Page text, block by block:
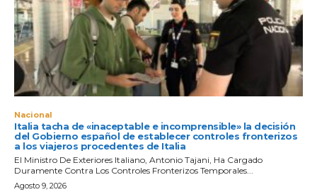
Nacional
Italia tacha de «inaceptable e incomprensible» la decisión
del Gobierno español de establecer controles fronterizos
a los viajeros procedentes de Italia
El Ministro De Exteriores Italiano, Antonio Tajani, Ha Cargado
Duramente Contra Los Controles Fronterizos Temporales...
Agosto 9, 2026